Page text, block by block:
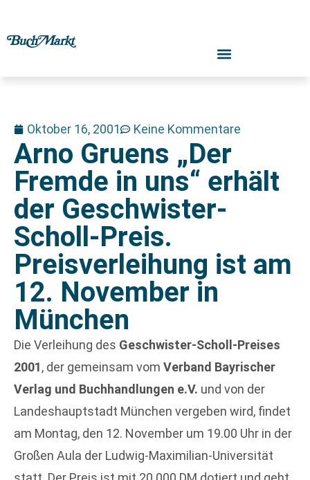
Oktober 16, 2001 Keine Kommentare
Arno Gruens „Der
Fremde in uns“ erhält
der Geschwister-
Scholl-Preis.
Preisverleihung ist am
12. November in
München
Die Verleihung des Geschwister-Scholl-Preises
2001, der gemeinsam vom Verband Bayrischer
Verlag und Buchhandlungen e.V. und von der
Landeshauptstadt München vergeben wird, findet
am Montag, den 12. November um 19.00 Uhr in der
Großen Aula der Ludwig-Maximilian-Universität